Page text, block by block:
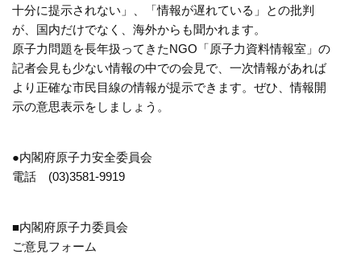
十分に提示されない」、「情報が遅れている」との批判
が、国内だけでなく、海外からも聞かれます。
原子力問題を長年扱ってきたNGO「原子力資料情報室」の
記者会見も少ない情報の中での会見で、一次情報があれば
より正確な市民目線の情報が提示できます。ぜひ、情報開
示の意思表示をしましょう。
●内閣府原子力安全委員会
電話 (03)3581-9919
■内閣府原子力委員会
ご意見フォーム